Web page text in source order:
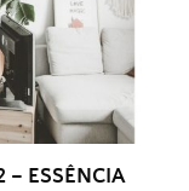
– ESSÊNCIA